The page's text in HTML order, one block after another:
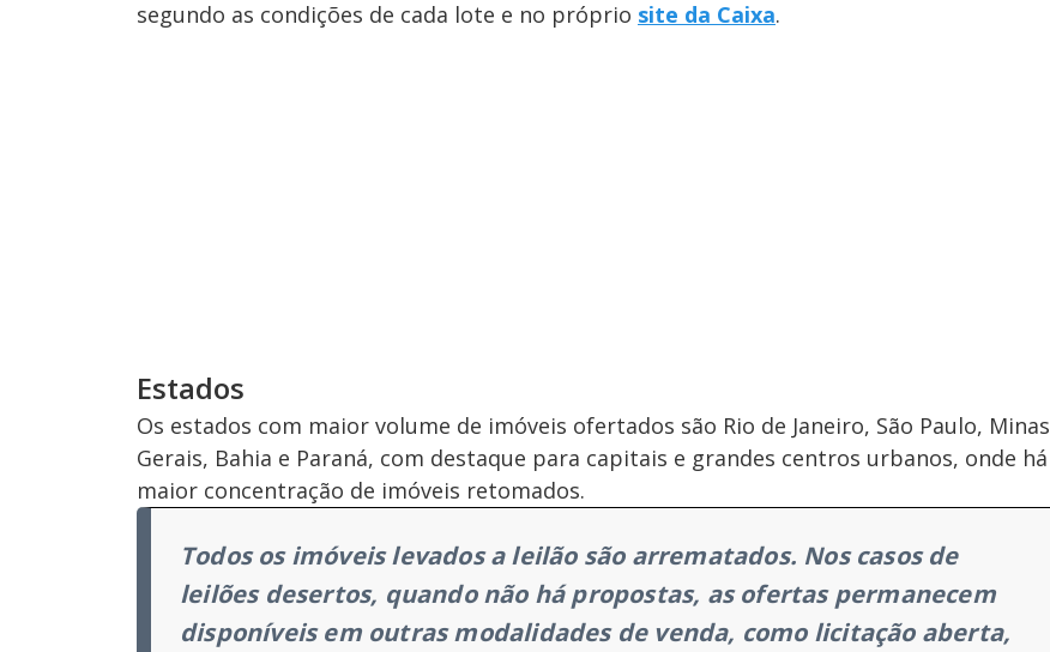
segundo as condições de cada lote e no próprio site da Caixa.
Estados
Os estados com maior volume de imóveis ofertados são Rio de Janeiro, São Paulo, Minas
Gerais, Bahia e Paraná, com destaque para capitais e grandes centros urbanos, onde há
maior concentração de imóveis retomados.
Todos os imóveis levados a leilão são arrematados. Nos casos de
leilões desertos, quando não há propostas, as ofertas permanecem
disponíveis em outras modalidades de venda, como licitação aberta,